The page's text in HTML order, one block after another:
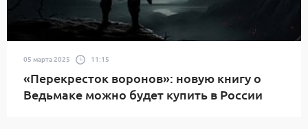
05 марта 2025 11:15
«Перекресток воронов»: новую книгу о
Ведьмаке можно будет купить в России